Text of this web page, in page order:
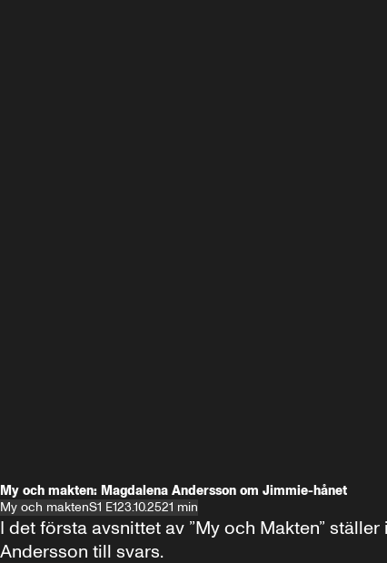
My och makten: Magdalena Andersson om Jimmie-hånet
My och maktenS1 E123.10.2521 min
I det första avsnittet av ”My och Makten”
Andersson till svars.